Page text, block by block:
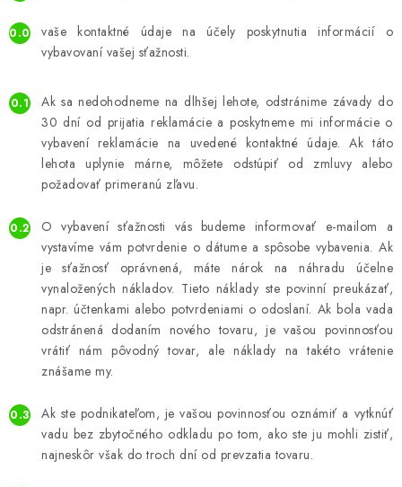
vaše kontaktné údaje na účely poskytnutia informácií o
vybavovaní vašej sťažnosti.
Ak sa nedohodneme na dlhšej lehote, odstránime závady do
30 dní od prijatia reklamácie a poskytneme mi informácie o
vybavení reklamácie na uvedené kontaktné údaje. Ak táto
lehota uplynie márne, môžete odstúpiť od zmluvy alebo
požadovať primeranú zľavu.
O vybavení sťažnosti vás budeme informovať e-mailom a
vystavíme vám potvrdenie o dátume a spôsobe vybavenia. Ak
je sťažnosť oprávnená, máte nárok na náhradu účelne
vynaložených nákladov. Tieto náklady ste povinní preukázať,
napr. účtenkami alebo potvrdeniami o odoslaní. Ak bola vada
odstránená dodaním nového tovaru, je vašou povinnosťou
vrátiť nám pôvodný tovar, ale náklady na takéto vrátenie
znášame my.
Ak ste podnikateľom, je vašou povinnosťou oznámiť a vytknúť
vadu bez zbytočného odkladu po tom, ako ste ju mohli zistiť,
najneskôr však do troch dní od prevzatia tovaru.